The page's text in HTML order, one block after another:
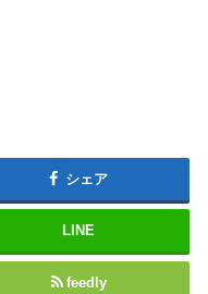
シェア
LINE
feedly